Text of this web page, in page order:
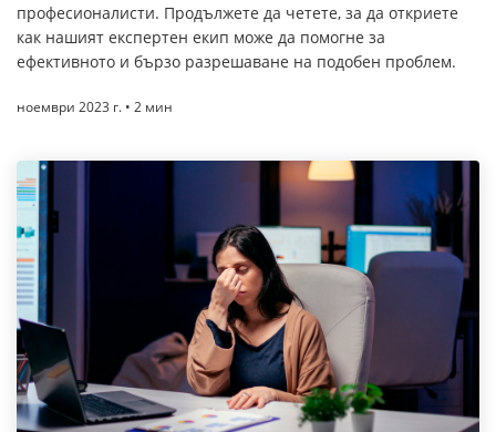
професионалисти. Продължете да четете, за да откриете
как нашият експертен екип може да помогне за
ефективното и бързо разрешаване на подобен проблем.
ноември 2023 г. • 2 мин